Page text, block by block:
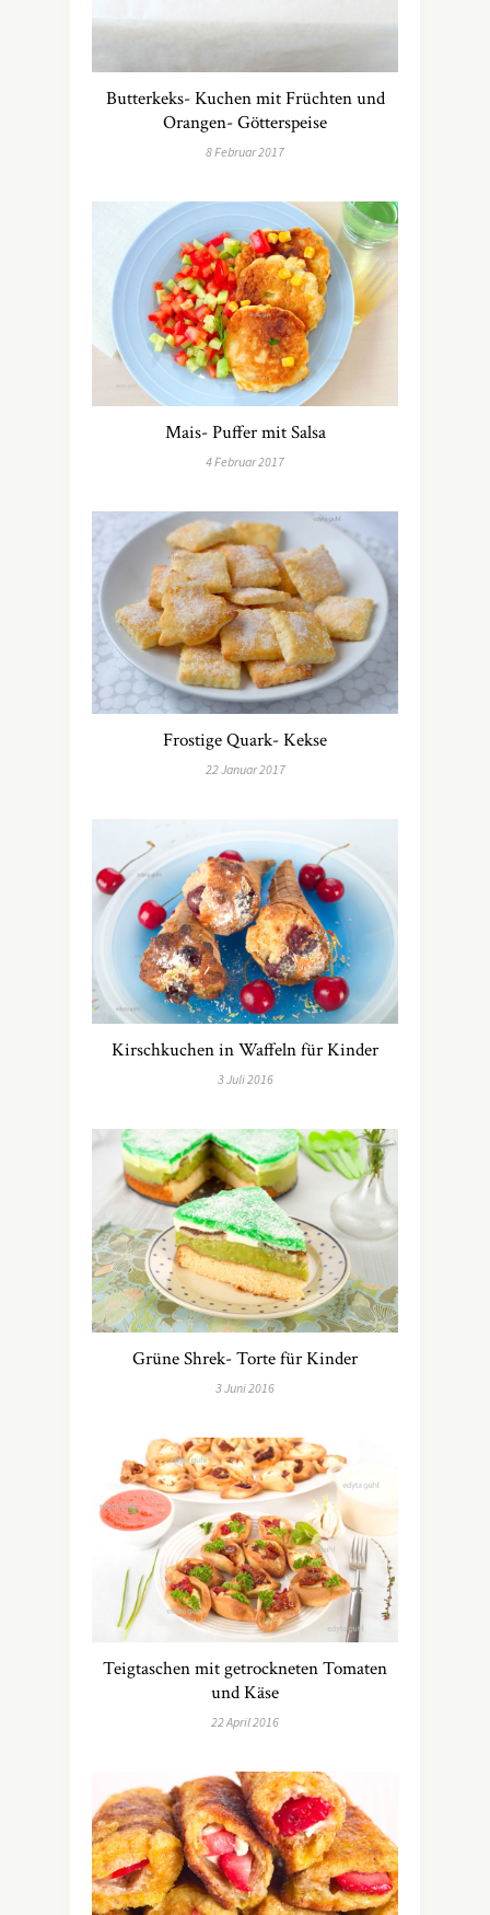
Butterkeks- Kuchen mit Früchten und
Orangen- Götterspeise
8 Februar 2017
Mais- Puffer mit Salsa
4 Februar 2017
Frostige Quark- Kekse
22 Januar 2017
Kirschkuchen in Waffeln für Kinder
3 Juli 2016
Grüne Shrek- Torte für Kinder
3 Juni 2016
Teigtaschen mit getrockneten Tomaten
und Käse
22 April 2016